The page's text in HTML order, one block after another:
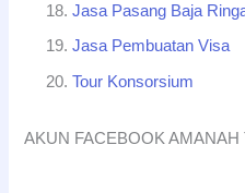
Jasa Pasang Baja
Jasa Pembuatan Visa
Tour Konsorsium
AKUN FACEBOOK